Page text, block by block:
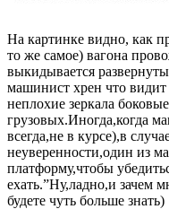
На картинке видно, как
то же самое) вагона
выкидывается
машинист хрен что
неплохие зеркала
грузовых.Иногда,когда
всегда,не в курсе),в
неуверенности,один из
платформу,чтобы
ехать.”Ну,ладно,и зачем
будете чуть больше знать)